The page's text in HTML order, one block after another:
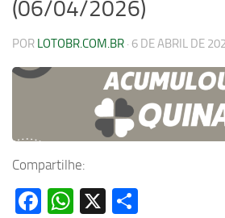
(06/04/2026)
POR LOTOBR.COM.BR · 6 DE ABRIL DE
Compartilhe:
Facebook
WhatsApp
X